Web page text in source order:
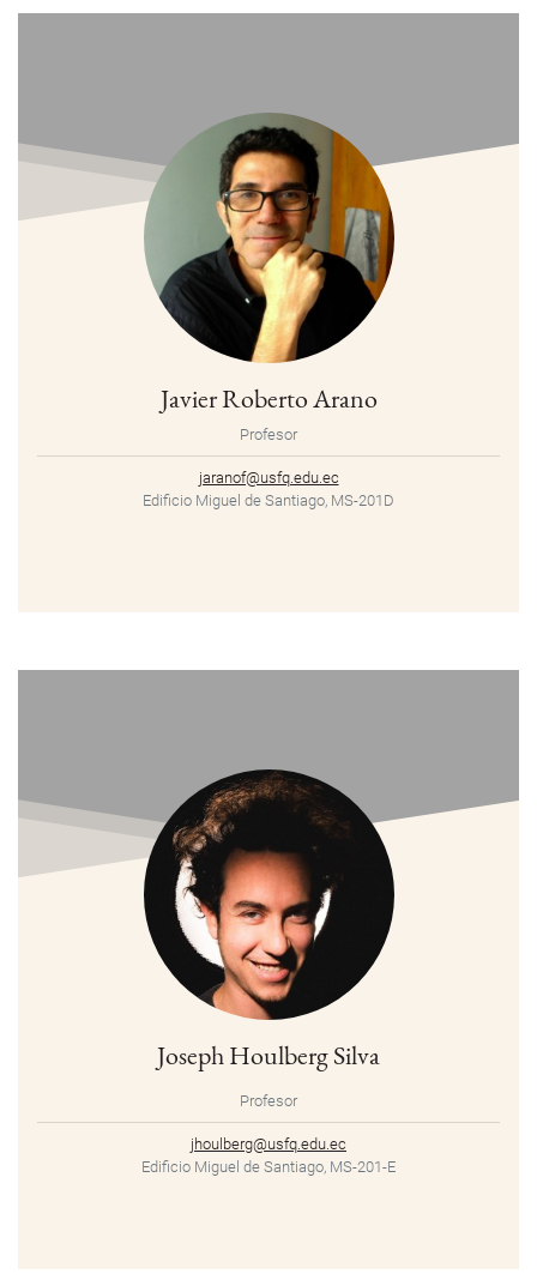
Javier Roberto Arano
Profesor
jaranof@usfq.edu.ec
Edificio Miguel de Santiago, MS-201D
Joseph Houlberg Silva
Profesor
jhoulberg@usfq.edu.ec
Edificio Miguel de Santiago, MS-201-E